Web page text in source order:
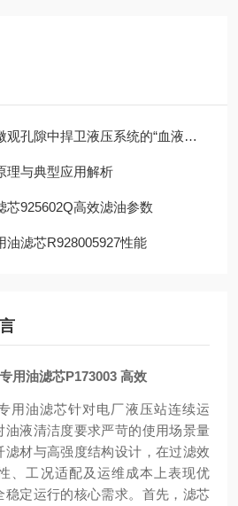
隙中捍卫液压系统的“血液纯净”
理与典型应用解析
芯925602Q高效滤油参数
油滤芯R928005927性能
用油滤芯P173003 高效
用油滤芯针对电厂液压站连续运
油液清洁度要求严苛的使用场景量
材与高强度结构设计，在过滤效
、工况适配及运维成本上表现优
稳定运行的核心需求。首先，滤芯